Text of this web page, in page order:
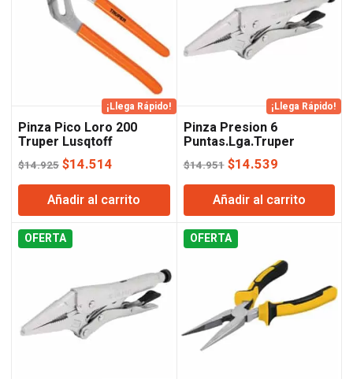
¡Llega Rápido!
Pinza Pico Loro 200
Truper Lusqtoff
$14.925 El
precio
original
era:
$14.925.
$14.514
precio
actual
es:
Añadir al carrito
¡Llega Rápido!
Pinza Presion 6
Puntas.Lga.Truper
Lusqtoff
$14.951 El
precio
original
era:
$14.951.
$14.539El
precio
actual
es:
Añadir al carrito
OFERTA OFERTA